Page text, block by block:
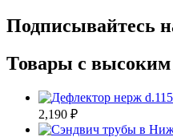
Подписывайтесь
Товары с высоким
2,190 ₽